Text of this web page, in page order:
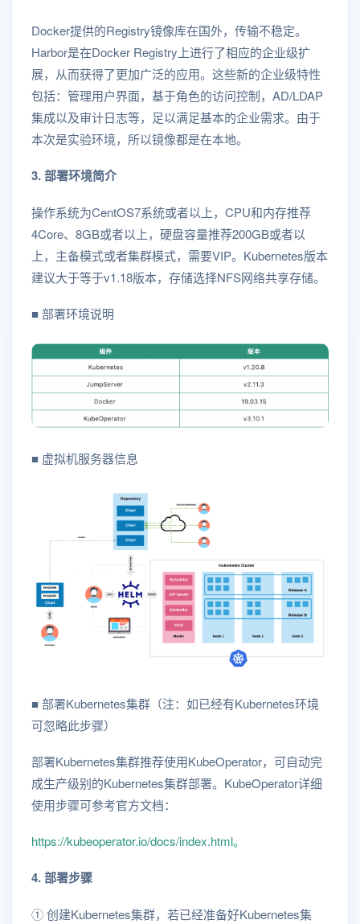
Docker提供的Registry镜像库在国外，传输不稳定。
Harbor是在Docker Registry上进行了相应的企业级扩
展，从而获得了更加广泛的应用。这些新的企业级特性
包括：管理用户界面，基于角色的访问控制，AD/LDAP
集成以及审计日志等，足以满足基本的企业需求。由于
本次是实验环境，所以镜像都是在本地。
3. 部署环境简介
操作系统为CentOS7系统或者以上，CPU和内存推荐
4Core、8GB或者以上，硬盘容量推荐200GB或者以
上，主备模式或者集群模式，需要VIP。Kubernetes版本
建议大于等于v1.18版本，存储选择NFS网络共享存储。
■ 部署环境说明
■ 虚拟机服务器信息
■ 部署Kubernetes集群（注：如已经有Kubernetes环境
可忽略此步骤）
部署Kubernetes集群推荐使用KubeOperator，可自动完
成生产级别的Kubernetes集群部署。KubeOperator详细
使用步骤可参考官方文档：
https://kubeoperator.io/docs/index.html。
4. 部署步骤
① 创建Kubernetes集群，若已经准备好Kubernetes集